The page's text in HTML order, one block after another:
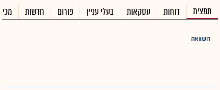
תמצית דוחות עסקאות בעלי עניין פורום חדשות
השוואה